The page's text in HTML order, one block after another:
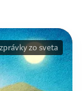
zo sveta